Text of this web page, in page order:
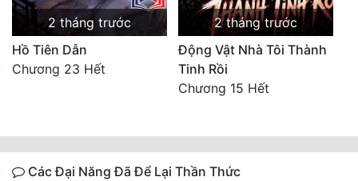
2 tháng trước
Hồ Tiên Dẫn
Chương 23 Hết
2 tháng trước
Động Vật Nhà Tôi Thành
Tinh Rồi
Chương 15 Hết
Các Đại Năng Đã Để Lại Thần Thức